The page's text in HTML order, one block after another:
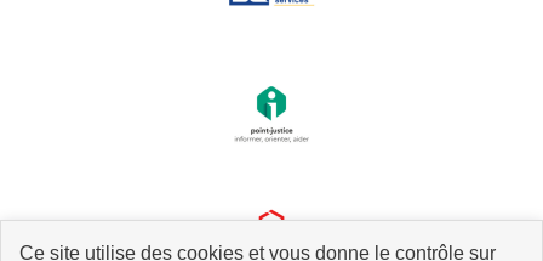
Ce site utilise des cookies et vous donne le contrôle sur